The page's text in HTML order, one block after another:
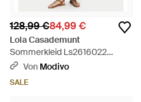
128,99 €84,99 €
Lola Casademunt
Sommerkleid Ls2616022
Relaxed Fit - Braun
Von Modivo
SALE